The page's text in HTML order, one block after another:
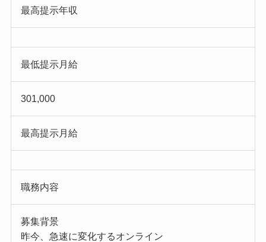
最高提示年収
最低提示月給
301,000
最高提示月給
職務内容
募集背景
昨今、急速に変化するオンライン